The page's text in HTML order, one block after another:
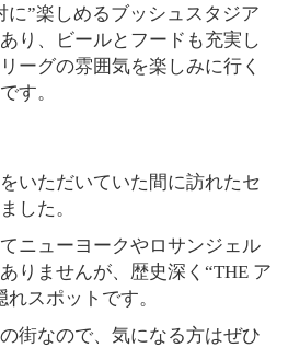
に”楽しめるブッシュスタジア
り、ビールとフードも充実し
ーグの雰囲気を楽しみに行く
す。
いただいていた間に訪れたセ
した。
ニューヨークやロサンジェル
りませんが、歴史深く“THE ア
スポットです。
街なので、気になる方はぜひ